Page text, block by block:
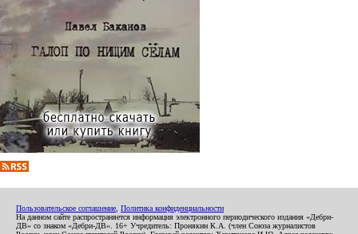
Пользовательское соглашение Политика конфиденциальности
На данном сайте распространяется информация электронного периодического издания «Дебри-
ДВ» со знаком «Дебри-ДВ». 16+ Учредитель: Пронякин К.А. (член Союза журналистов